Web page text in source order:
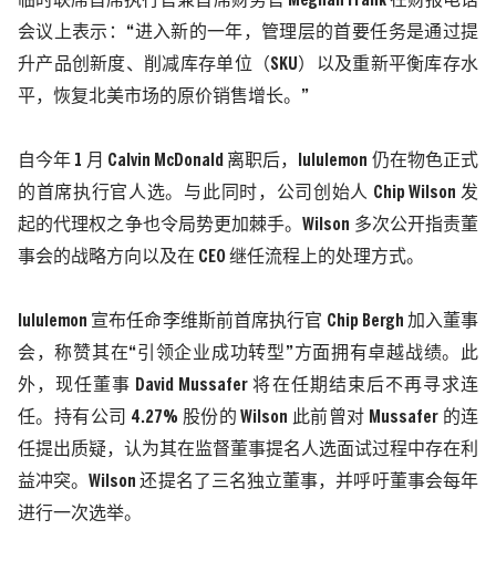
会议上表示：“进入新的一年，管理层的首要任务是通过提
升产品创新度、削减库存单位（SKU ）以及重新平衡库存水
平，恢复北美市场的原价销售增长。”
自今年 1 月 Calvin McDonald 离职后， ululemon 仍在物色正式
的首席执行官人选。与此同时，公司创始人 Chip Wilson发
起的代理权之争也令局势更加棘手。Wilson 多次公开指责董
事会的战略方向以及在 CEO 继任流程上的处理方式。
ululemon 宣布任命李维斯前首席执行官 Chip Bergh 加入董事
会，称赞其在“引领企业成功转型”方面拥有卓越战绩。此
外，现任董事 David Mussafer将在任期结束后不再寻求连
任。持有公司 4.27% 股份的Wilson 此前曾对 Mussafer 的连
任提出质疑，认为其在监督董事提名人选面试过程中存在利
益冲突。Wilson还提名了三名独立董事，并呼吁董事会每年
进行一次选举。